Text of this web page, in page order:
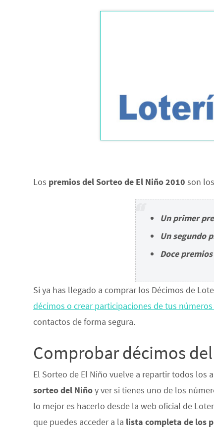
Los premios del Sorteo de El Niño 2010 son
Un primer
Un segundo
Doce
Si ya has llegado a comprar los Décimos de
décimos o crear participaciones de tus números
contactos de forma segura.
Comprobar décimos
El Sorteo de El Niño vuelve a repartir todos los
sorteo del Niñoy ver si tienes uno de los
lo mejor es hacerlo desde la web oficial de
que puedes acceder a la lista completa de los